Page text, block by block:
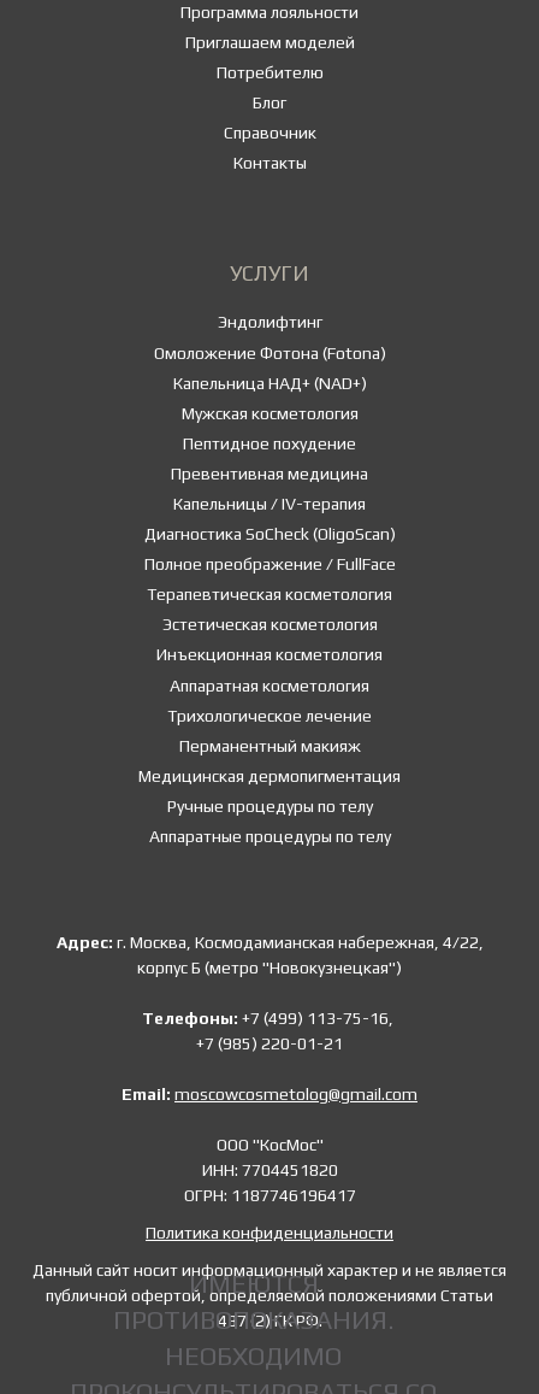
Программа лояльности
Приглашаем моделей
Потребителю
Блог
Справочник
Контакты
УСЛУГИ
Эндолифтинг
Омоложение Фотона (Fotona)
Капельница НАД+ (NAD+)
Мужская косметология
Пептидное похудение
Превентивная медицина
Капельницы / IV-терапия
Диагностика SoCheck (OligoScan)
Полное преображение / FullFace
Терапевтическая косметология
Эстетическая косметология
Инъекционная косметология
Аппаратная косметология
Трихологическое лечение
Перманентный макияж
Медицинская дермопигментация
Ручные процедуры по телу
Аппаратные процедуры по телу
Адрес: г. Москва, Космодамианская набережная, 4/22,
корпус Б (метро "Новокузнецкая")
Телефоны: +7 (499) 113-75-16,
+7 (985) 220-01-21
Email: moscowcosmetolog@gmail.com
ООО "КосМос"
ИНН: 7704451820
ОГРН: 1187746196417
Политика конфиденциальности
Данный сайт носит информационный характер и не является
публичной офертой, определяемой положениями Статьи
437 (2) ГК РФ.
ИМЕЮТСЯ
ПРОТИВОПОКАЗАНИЯ.
НЕОБХОДИМО